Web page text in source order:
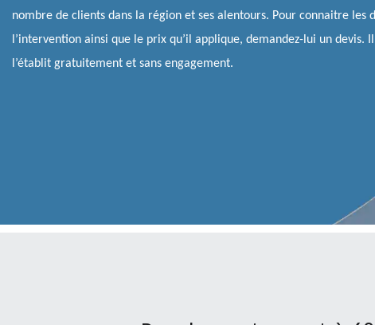
nombre de clients dans la région et ses alentours. Pour connaitre les
l’intervention ainsi que le prix qu’il applique, demandez-lui un devis.
l’établit gratuitement et sans engagement.